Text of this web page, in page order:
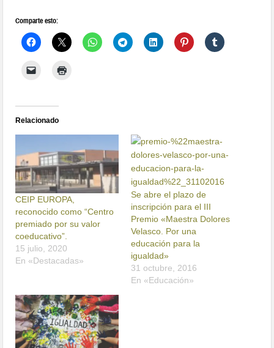
Comparte esto:
Relacionado
CEIP EUROPA,
reconocido como “Centro
premiado por su valor
coeducativo”.
15 julio, 2020
En «Destacadas»
Se abre el plazo de
inscripción para el III
Premio «Maestra Dolores
Velasco. Por una
educación para la
igualdad»
31 octubre, 2016
En «Educación»